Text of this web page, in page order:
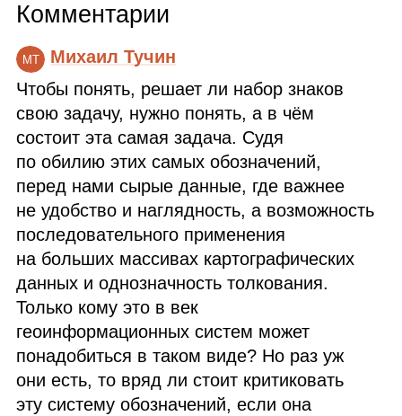
Комментарии
МТ
Михаил Тучин
Чтобы понять, решает ли набор знаков
свою задачу, нужно понять, а в чём
состоит эта самая задача. Судя
по обилию этих самых обозначений,
перед нами сырые данные, где важнее
не удобство и наглядность, а возможность
последовательного применения
на больших массивах картографических
данных и однозначность толкования.
Только кому это в век
геоинформационных систем может
понадобиться в таком виде? Но раз уж
они есть, то вряд ли стоит критиковать
эту систему обозначений, если она